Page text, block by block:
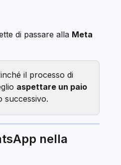
di passare alla Meta
il processo di
aspettare un paio
successivo.
nella